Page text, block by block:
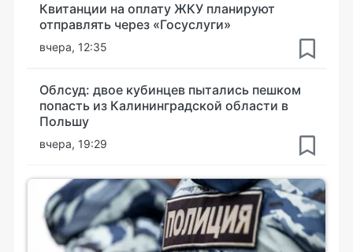
Квитанции на оплату ЖКУ планируют
отправлять через «Госуслуги»
вчера, 12:35
Облсуд: двое кубинцев пытались пешком
попасть из Калининградской области в
Польшу
вчера, 19:29